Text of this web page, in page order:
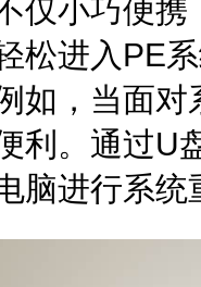
仅小巧便携
松进入PE
如，当面对
利。通过U
脑进行系统